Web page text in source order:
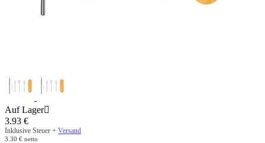
Auf Lager
3.93 €
Inklusive Steuer + Versand
3.30 € netto